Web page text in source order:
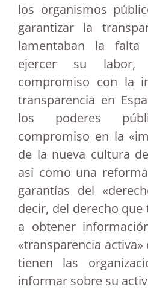
los organismos
garantizar la
lamentaban la
ejercer su labor,
compromiso con la
transparencia en
los poderes
compromiso en la
de la nueva cultura
así como una
garantías del
decir, del derecho
a obtener
«transparencia
tienen las
informar sobre su